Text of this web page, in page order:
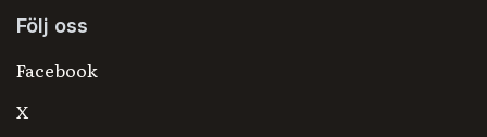
Följ oss
Facebook
X